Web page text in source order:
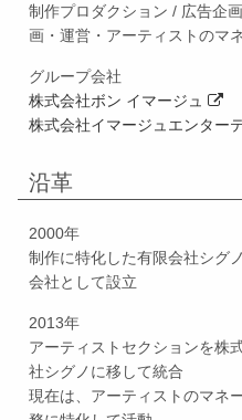
制作プロダクション / 広告企
画・運営・アーティストのマ
グループ会社
株式会社ボン イマージュ
株式会社イマージュエンター
沿革
2000年
制作に特化した有限会社シグ
会社として設立
2013年
アーティストセクションを株
社シグノに移して統合
現在は、アーティストのマネ